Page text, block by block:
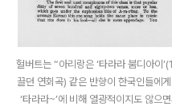
헐버트는 “아리랑은 ‘타라라 붐디아이
끌던 연회곡) 같은 반향이 한국인들에
‘타라라~’에 비해 열광적이지도 않으